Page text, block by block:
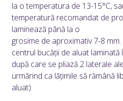
la o temperatura de 13-15°C,
temperatură recomandat de
laminează până la o
grosime de aproximativ 7-8
centrul bucății de aluat laminată
după care se pliază 2 laterale
urmărind ca lățimile să rămână
aluat).